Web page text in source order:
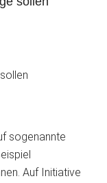
sogenannte
Auf Initiative